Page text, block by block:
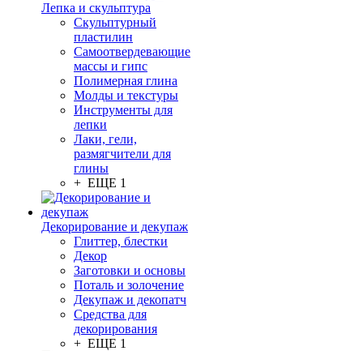
Лепка и скульптура
Скульптурный
пластилин
Самоотвердевающие
массы и гипс
Полимерная глина
Молды и текстуры
Инструменты для
лепки
Лаки, гели,
размягчители для
глины
+ ЕЩЕ 1
Декорирование и декупаж
Глиттер, блестки
Декор
Заготовки и основы
Поталь и золочение
Декупаж и декопатч
Средства для
декорирования
+ ЕЩЕ 1